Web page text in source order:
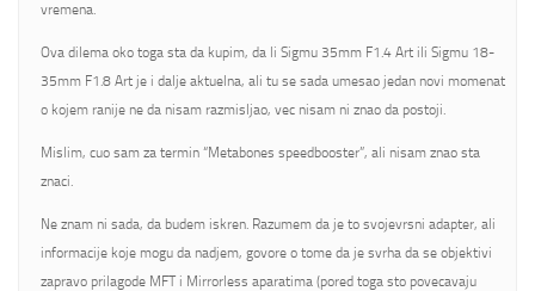
vremena.
Ova dilema oko toga sta da kupim, da li Sigmu 35mm F1.4 Art ili Sigmu 18-
35mm F1.8 Art je i dalje aktuelna, ali tu se sada umesao jedan novi momenat
o kojem ranije ne da nisam razmisljao, vec nisam ni znao da postoji.
Mislim, cuo sam za termin “Metabones speedbooster”, ali nisam znao sta
znaci.
Ne znam ni sada, da budem iskren. Razumem da je to svojevrsni adapter, ali
informacije koje mogu da nadjem, govore o tome da je svrha da se objektivi
zapravo prilagode MFT i Mirrorless aparatima (pored toga sto povecavaju